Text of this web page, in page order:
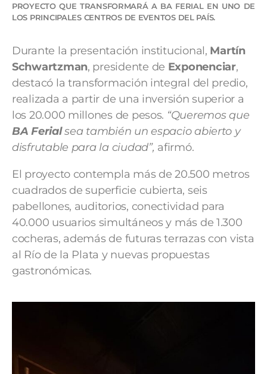
PROYECTO QUE TRANSFORMARÁ A BA FERIAL EN UNO DE
LOS PRINCIPALES CENTROS DE EVENTOS DEL PAÍS.
Durante la presentación institucional, Martín
Schwartzman, presidente de Exponenciar,
destacó la transformación integral del predio,
realizada a partir de una inversión superior a
los 20.000 millones de pesos. “Queremos que
BA Ferialsea también un espacio abierto y
disfrutable para la ciudad”, afirmó.
El proyecto contempla más de 20.500 metros
cuadrados de superficie cubierta, seis
pabellones, auditorios, conectividad para
40.000 usuarios simultáneos y más de 1.300
cocheras, además de futuras terrazas con vista
al Río de la Plata y nuevas propuestas
gastronómicas.